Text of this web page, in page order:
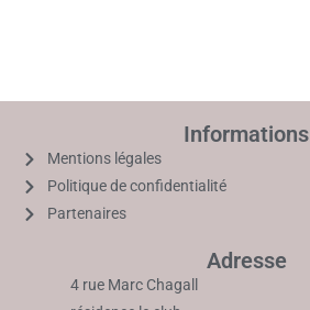
Informations
Mentions légales
Politique de confidentialité
Partenaires
Adresse
4 rue Marc Chagall